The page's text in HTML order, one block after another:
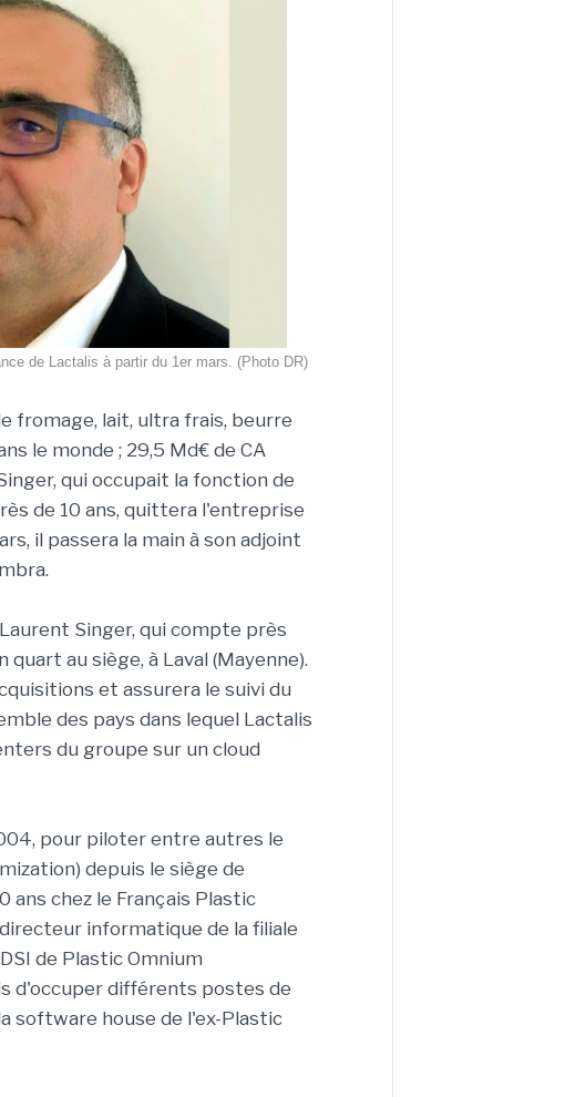
de Lactalis à partir du 1er mars. (Photo DR)
fromage, lait, ultra frais, beurre
le monde ; 29,5 Md€ de CA
qui occupait la fonction de
de 10 ans, quittera l'entreprise
il passera la main à son adjoint
Singer, qui compte près
au siège, à Laval (Mayenne).
et assurera le suivi du
des pays dans lequel Lactalis
du groupe sur un cloud
pour piloter entre autres le
depuis le siège de
ans chez le Français Plastic
informatique de la filiale
de Plastic Omnium
d'occuper différents postes de
software house de l'ex-Plastic